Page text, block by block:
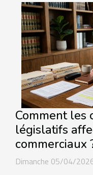
Comment les
législatifs
commerciaux
Dimanche 05/04/